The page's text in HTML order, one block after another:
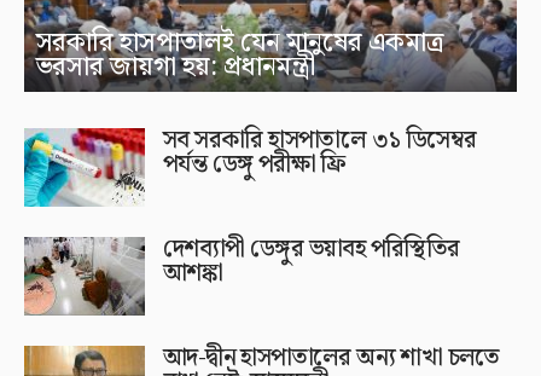
সরকারি হাসপাতালই যেন মানুষের একমাত্র
ভরসার জায়গা হয়: প্রধানমন্ত্রী
সব সরকারি হাসপাতালে ৩১ ডিসেম্বর
পর্যন্ত ডেঙ্গু পরীক্ষা ফ্রি
দেশব্যাপী ডেঙ্গুর ভয়াবহ পরিস্থিতির
আশঙ্কা
আদ-দ্বীন হাসপাতালের অন্য শাখা চলতে